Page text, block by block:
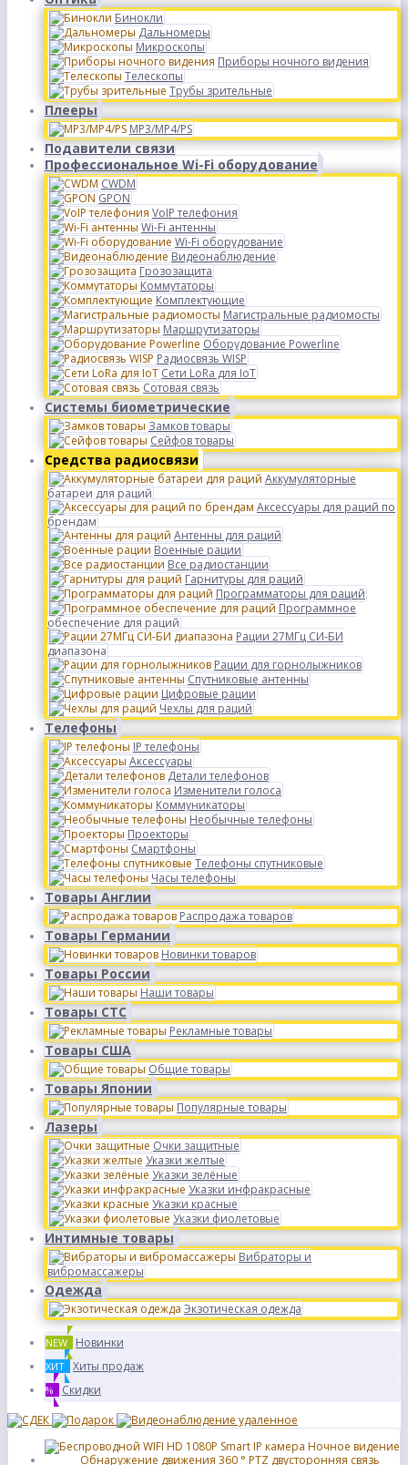
Бинокли
Дальномеры
Микроскопы
Приборы ночного видения
Телескопы
Трубы зрительные
Плееры
MP3/MP4/PS
Подавители связи
Профессиональное Wi-Fi оборудование
CWDM
GPON
VoIP телефония
Wi-Fi антенны
Wi-Fi оборудование
Видеонаблюдение
Грозозащита
Коммутаторы
Комплектующие
Магистральные радиомосты
Маршрутизаторы
Оборудование Powerline
Радиосвязь WISP
Сети LoRa для IoT
Сотовая связь
Системы биометрические
Замков товары
Сейфов товары
Средства радиосвязи
Аккумуляторные
батареи для раций
Аксессуары для раций по
брендам
Антенны для раций
Военные рации
Все радиостанции
Гарнитуры для раций
Программаторы для раций
Программное
обеспечение для раций
Рации 27МГц СИ-БИ
диапазона
Рации для горнолыжников
Спутниковые антенны
Цифровые рации
Чехлы для раций
Телефоны
IP телефоны
Аксессуары
Детали телефонов
Изменители голоса
Коммуникаторы
Необычные телефоны
Проекторы
Смартфоны
Телефоны спутниковые
Часы телефоны
Товары Англии
Распродажа товаров
Товары Германии
Новинки товаров
Товары России
Наши товары
Товары СТС
Рекламные товары
Товары США
Общие товары
Товары Японии
Популярные товары
Лазеры
Очки защитные
Указки желтые
Указки зелёные
Указки инфракрасные
Указки красные
Указки фиолетовые
Интимные товары
Вибраторы и
вибромассажеры
Одежда
Экзотическая одежда
NEW Новинки
ХИТ Хиты продаж
% Скидки